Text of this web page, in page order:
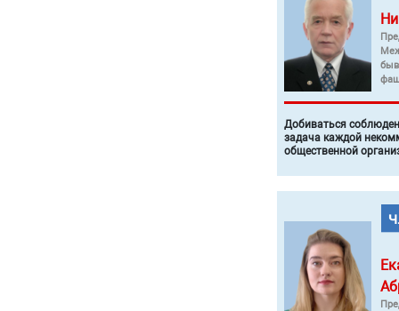
Добиваться
задача каждой
общественной